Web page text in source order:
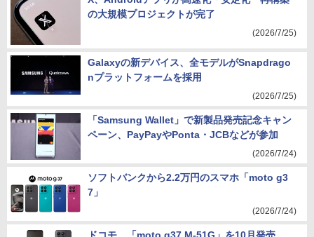
の大規模プロジェクトが完了
(2026/7/25)
Galaxyの新デバイス、全モデルがSnapdrago
nプラットフォームを採用
(2026/7/25)
「Samsung Wallet」で新製品発売記念キャン
ペーン、PayPayやPonta・JCBなどが参加
(2026/7/24)
ソフトバンクから2.2万円のスマホ「moto g3
7」
(2026/7/24)